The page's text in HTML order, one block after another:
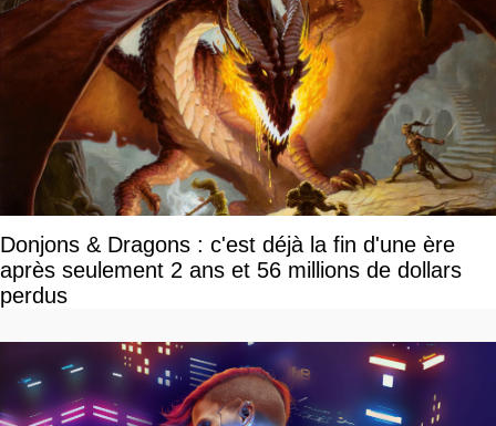
Donjons & Dragons : c'est déjà la fin d'une ère
après seulement 2 ans et 56 millions de dollars
perdus